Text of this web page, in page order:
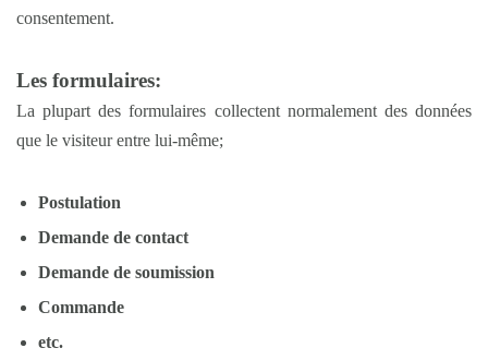
consentement.
Les formulaires:
La plupart des formulaires collectent normalement des données
que le visiteur entre lui-même;
Postulation
Demande de contact
Demande de soumission
Commande
etc.